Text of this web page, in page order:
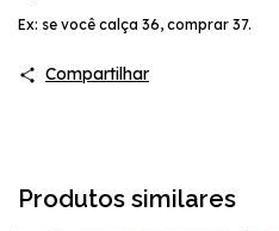
Ex: se você calça 36, comprar 37.
Compartilhar
Produtos similares